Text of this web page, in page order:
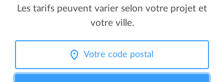
Les tarifs peuvent varier selon votre projet et
votre ville.